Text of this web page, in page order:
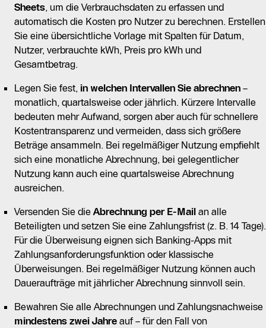
Sheets, um die Verbrauchsdaten zu erfassen und
automatisch die Kosten pro Nutzer zu berechnen. Erstellen
Sie eine übersichtliche Vorlage mit Spalten für Datum,
Nutzer, verbrauchte kWh, Preis pro kWh und
Gesamtbetrag.
Legen Sie fest, in welchen Intervallen Sie abrechnen –
monatlich, quartalsweise oder jährlich. Kürzere Intervalle
bedeuten mehr Aufwand, sorgen aber auch für schnellere
Kostentransparenz und vermeiden, dass sich größere
Beträge ansammeln. Bei regelmäßiger Nutzung empfiehlt
sich eine monatliche Abrechnung, bei gelegentlicher
Nutzung kann auch eine quartalsweise Abrechnung
ausreichen.
Versenden Sie die Abrechnung per E-Mail an alle
Beteiligten und setzen Sie eine Zahlungsfrist (z. B. 14 Tage).
Für die Überweisung eignen sich Banking-Apps mit
Zahlungsanforderungsfunktion oder klassische
Überweisungen. Bei regelmäßiger Nutzung können auch
Daueraufträge mit jährlicher Abrechnung sinnvoll sein.
Bewahren Sie alle Abrechnungen und Zahlungsnachweise
mindestens zwei Jahre auf – für den Fall von